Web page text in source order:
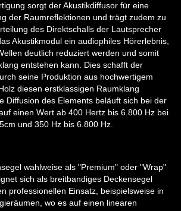
sorgt der Akustikdiffusor für eine
der Raumreflektionen und trägt zudem zu
des Direktschalls der Lautsprecher
Akustikmodul ein audiophiles Hörerlebnis,
deutlich reduziert werden und somit
entstehen kann. Dies schafft der
seine Produktion aus hochwertigem
diesen erstklassigen Raumklang
Diffusion des Elements beläuft sich bei der
einen Wert ab 400 Hertz bis 6.800 Hz bei
und 350 Hz bis 6.800 Hz.
wahlweise als "Premium" oder "Wrap"
sich als breitbandiges Deckensegel
professionellen Einsatz, beispielsweise in
wo es auf einen linearen